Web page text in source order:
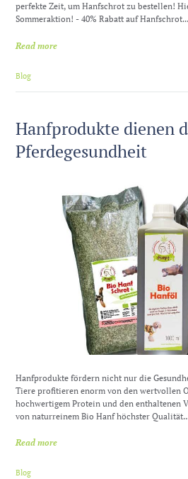
perfekte Zeit, um Hanfschrot zu bestellen!
Sommeraktion! - 40% Rabatt auf Hanfschrot...
Read more
Blog
Hanfprodukte dienen
Pferdegesundheit
Hanfprodukte fördern nicht nur die
Tiere profitieren enorm von den wertvollen
hochwertigem Protein und den enthaltenen
von naturreinem Bio Hanf höchster
Read more
Blog